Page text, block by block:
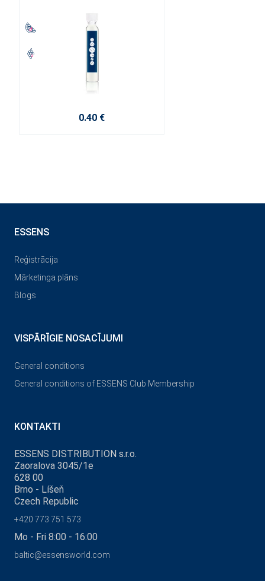
0.40 €
ESSENS
Reģistrācija
Mārketinga plāns
Blogs
VISPĀRĪGIE NOSACĪJUMI
General conditions
General conditions of ESSENS Club Membership
KONTAKTI
ESSENS DISTRIBUTION s.r.o.
Zaoralova 3045/1e
628 00
Brno - Líšeň
Czech Republic
+420 773 751 573
Mo - Fri 8:00 - 16:00
baltic@essensworld.com